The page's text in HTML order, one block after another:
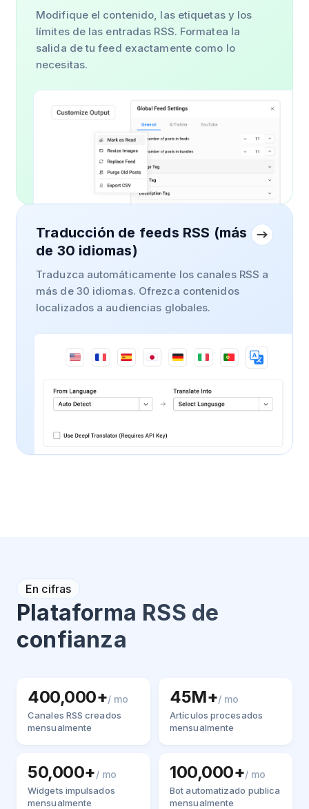
Modifique el contenido, las etiquetas y los
límites de las entradas RSS. Formatea la
salida de tu feed exactamente como lo
necesitas.
Traducción de feeds RSS (más
de 30 idiomas)
Traduzca automáticamente los canales RSS a
más de 30 idiomas. Ofrezca contenidos
localizados a audiencias globales.
En cifras
Plataforma RSS de
confianza
400,000+/ mo
Canales RSS creados
mensualmente
45M+/ mo
Artículos procesados
mensualmente
50,000+/ mo
Widgets impulsados
mensualmente
100,000+/ mo
Bot automatizado publica
mensualmente